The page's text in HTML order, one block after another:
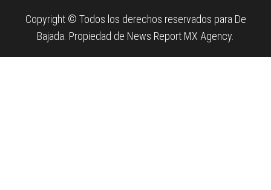
Copyright © Todos los derechos reservados para De
Bajada. Propiedad de News Report MX Agency.